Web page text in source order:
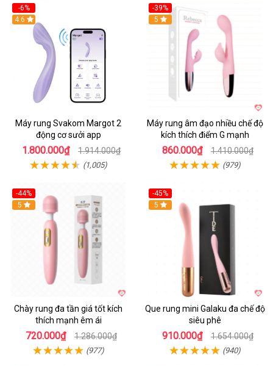
-6%
4.6
Máy rung Svakom Margot 2
động cơ sưởi app
1.800.000₫ 1.914.000₫
(1,005)
-39%
Hot
5
Máy rung âm đạo nhiều chế độ
kích thích điểm G mạnh
860.000₫ 1.410.000₫
(979)
-44%
Hot
5
Chày rung đa tần giá tốt kích
thích mạnh êm ái
720.000₫ 1.286.000₫
(977)
-45%
Hot
5
Que rung mini Galaku đa chế độ
siêu phê
910.000₫ 1.654.000₫
(940)